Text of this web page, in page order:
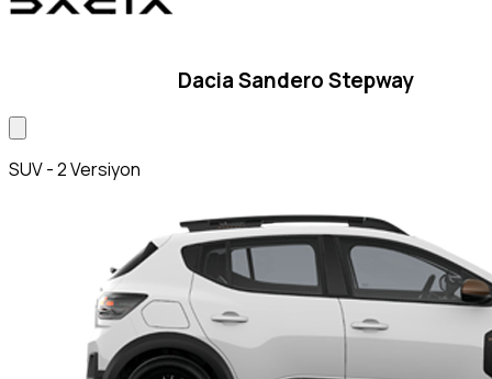
Dacia Sandero Stepway
SUV - 2 Versiyon